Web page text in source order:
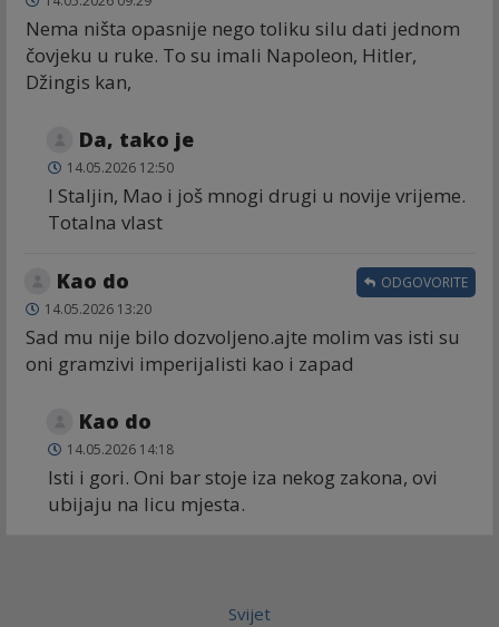
Nema ništa opasnije nego toliku silu dati jednom
čovjeku u ruke. To su imali Napoleon, Hitler,
Džingis kan,
Da, tako je
14.05.2026 12:50
I Staljin, Mao i još mnogi drugi u novije vrijeme.
Totalna vlast
Kao do
14.05.2026 13:20
Sad mu nije bilo dozvoljeno.ajte molim vas isti su
oni gramzivi imperijalisti kao i zapad
ODGOVORITE
Kao do
14.05.2026 14:18
Isti i gori. Oni bar stoje iza nekog zakona, ovi
ubijaju na licu mjesta.
Svijet